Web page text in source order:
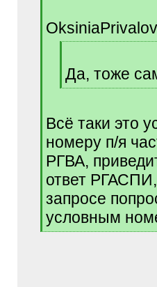
]
]Да, тоже
[
]
Всё таки это
номеру п/я
РГВА,
ответ
запросе
условным
[